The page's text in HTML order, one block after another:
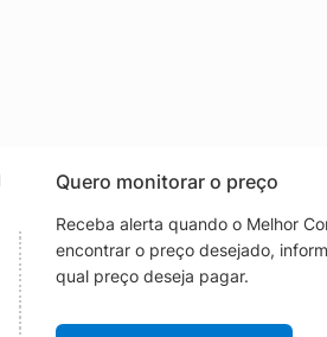
Quero monitorar o preço
Receba alerta quando o Melhor
encontrar o preço desejado,
qual preço deseja pagar.